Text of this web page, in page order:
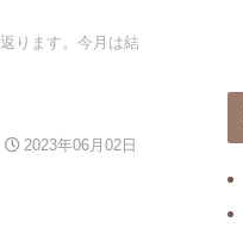
ります。今月は結
2023年06月02日